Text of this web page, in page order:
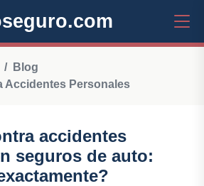
Blog
Accidentes Personales
accidentes
seguros de auto: